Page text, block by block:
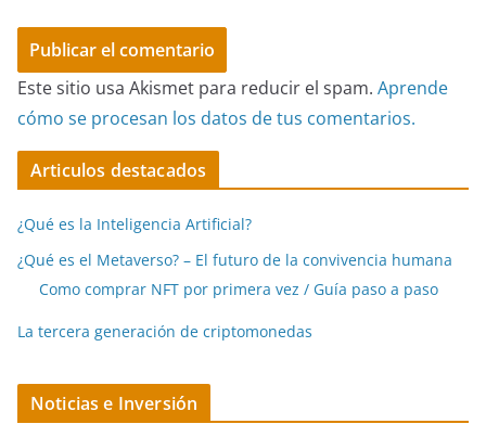
Este sitio usa Akismet para reducir el spam. Aprende
cómo se procesan los datos de tus comentarios.
Articulos destacados
¿Qué es la Inteligencia Artificial?
¿Qué es el Metaverso? – El futuro de la convivencia humana
Como comprar NFT por primera vez / Guía paso a paso
La tercera generación de criptomonedas
Noticias e Inversión